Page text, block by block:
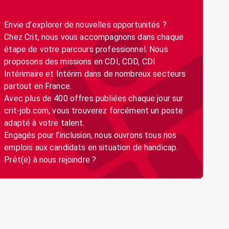
Envie d’explorer de nouvelles opportunités ?
Chez Crit, nous vous accompagnons dans chaque
étape de votre parcours professionnel. Nous
proposons des missions en CDI, CDD, CDI
Intérimaire et Intérim dans de nombreux secteurs
partout en France.
Avec plus de 400 offres publiées chaque jour sur
crit-job.com, vous trouverez forcément un poste
adapté à votre talent.
Engagés pour l’inclusion, nous ouvrons tous nos
emplois aux candidats en situation de handicap.